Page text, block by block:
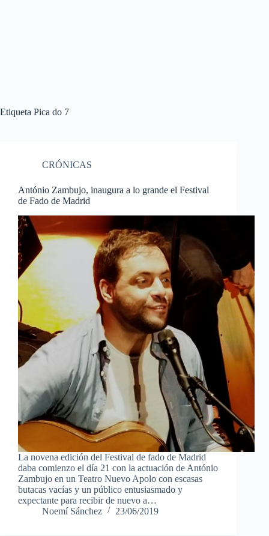
Etiqueta Pica do 7
CRÓNICAS
António Zambujo, inaugura a lo grande el Festival
de Fado de Madrid
La novena edición del Festival de fado de Madrid
daba comienzo el día 21 con la actuación de António
Zambujo en un Teatro Nuevo Apolo con escasas
butacas vacías y un público entusiasmado y
expectante para recibir de nuevo a…
Noemí Sánchez
23/06/2019